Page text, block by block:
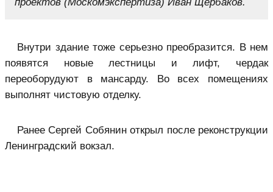
Внутри здание тоже серьезно преобразится. В нем
появятся новые лестницы и лифт, чердак
переоборудуют в мансарду. Во всех помещениях
выполнят чистовую отделку.
Ранее Сергей Собянин открыл после реконструкции
Ленинградский вокзал.